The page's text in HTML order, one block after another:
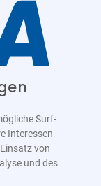
Surf-
Interessen
von
und des